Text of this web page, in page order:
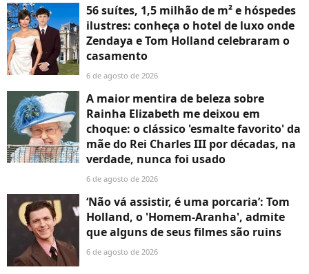
56 suítes, 1,5 milhão de m² e hóspedes
ilustres: conheça o hotel de luxo onde
Zendaya e Tom Holland celebraram o
casamento
6 de agosto de 2026
A maior mentira de beleza sobre
Rainha Elizabeth me deixou em
choque: o clássico 'esmalte favorito' da
mãe do Rei Charles III por décadas, na
verdade, nunca foi usado
6 de agosto de 2026
‘Não vá assistir, é uma porcaria’: Tom
Holland, o 'Homem-Aranha', admite
que alguns de seus filmes são ruins
6 de agosto de 2026